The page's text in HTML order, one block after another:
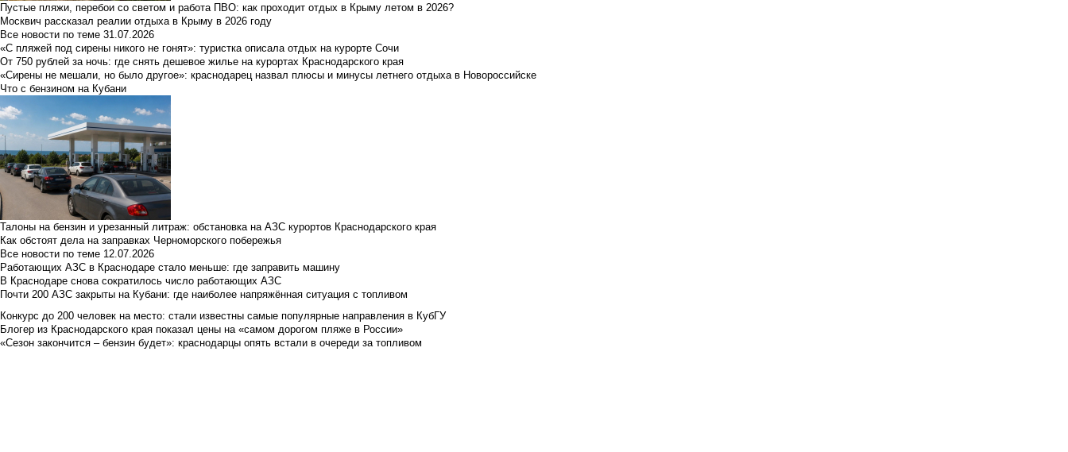
Пустые пляжи, перебои со светом и работа ПВО: как проходит отдых в Крыму летом в 2026?
Москвич рассказал реалии отдыха в Крыму в 2026 году
Все новости по теме 31.07.2026
«С пляжей под сирены никого не гонят»: туристка описала отдых на курорте Сочи
От 750 рублей за ночь: где снять дешевое жилье на курортах Краснодарского края
«Сирены не мешали, но было другое»: краснодарец назвал плюсы и минусы летнего отдыха в Новороссийске
Что с бензином на Кубани
Талоны на бензин и урезанный литраж: обстановка на АЗС курортов Краснодарского края
Как обстоят дела на заправках Черноморского побережья
Все новости по теме 12.07.2026
Работающих АЗС в Краснодаре стало меньше: где заправить машину
В Краснодаре снова сократилось число работающих АЗС
Почти 200 АЗС закрыты на Кубани: где наиболее напряжённая ситуация с топливом
Конкурс до 200 человек на место: стали известны самые популярные направления в КубГУ
Блогер из Краснодарского края показал цены на «самом дорогом пляже в России»
«Сезон закончится – бензин будет»: краснодарцы опять встали в очереди за топливом